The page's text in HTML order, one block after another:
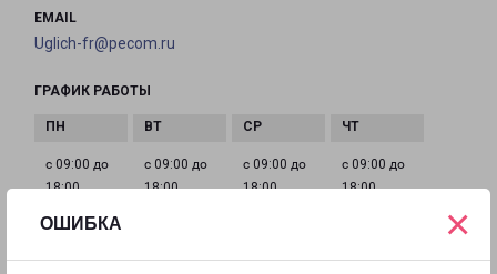
ОШИБКА ×
EMAIL
Uglich-fr@pecom.ru
ГРАФИК РАБОТЫ
с 09:00 до
18:00
с 09:00 до
18:00
с 09:00 до
18:00
с 09:00 до
18:00
с 09:00 до
Выходной Выходной